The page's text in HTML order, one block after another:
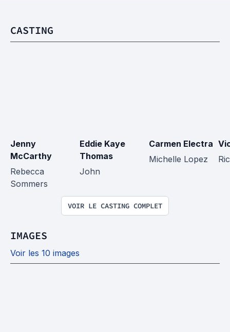
CASTING
Jenny
McCarthy
Rebecca
Sommers
Eddie Kaye
Thomas
John
Carmen Electra
Michelle Lopez
VOIR LE CASTING COMPLET
IMAGES
Voir les 10 images